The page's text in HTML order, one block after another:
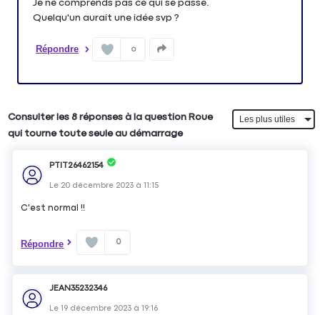
Je ne comprends pas ce qui se passe.
Quelqu'un aurait une idée svp ?
Répondre 0
Consulter les 8 réponses à la question Roue
qui tourne toute seule au démarrage
PTIT26462154
Le 20 décembre 2023 à11:15
C'est normal !!
Répondre 0
JEAN35232346
Le19 décembre 2023 à19:16